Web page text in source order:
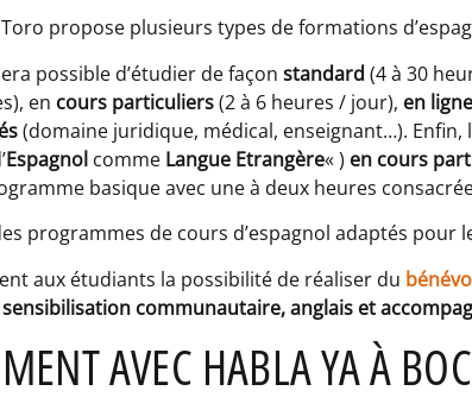
Toro propose plusieurs types de formations
possible d’étudier de façon standard (4 à 30
en cours particuliers(2 à 6 heures / jour), en ligne
(domaine juridique, médical, enseignant…). Enfin,
Espagnol comme Langue Etrangère« ) en cours
basique avec une à deux heures
programmes de cours d’espagnol adaptés pour
aux étudiants la possibilité de réaliser du
sensibilisation communautaire, anglais et
AVEC HABLA YA À